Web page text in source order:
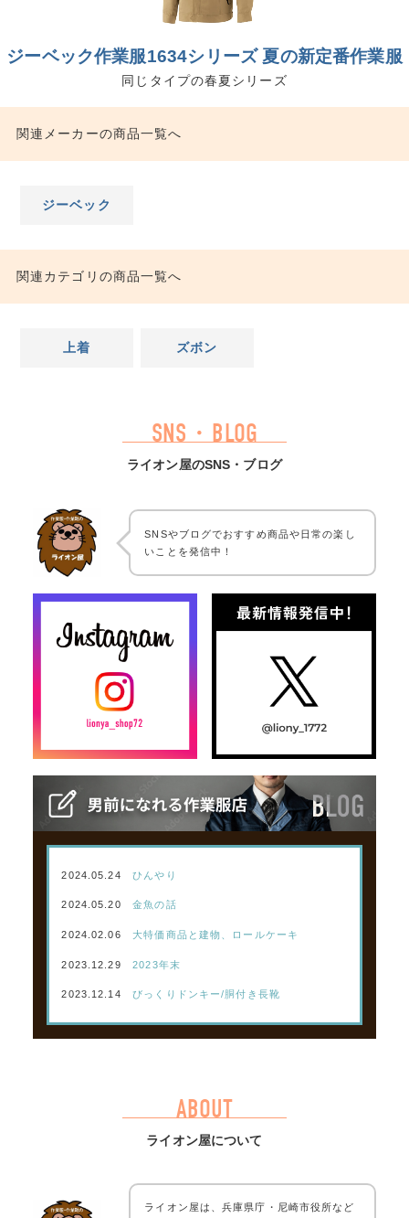
ジーベック作業服1634シリーズ 夏の新定番作業服
同じタイプの春夏シリーズ
関連メーカーの商品一覧へ
ジーベック
関連カテゴリの商品一覧へ
上着 ズボン
SNS・BLOG
ライオン屋のSNS・ブログ
SNSやブログでおすすめ商品や日常の楽し
いことを発信中！
2024.05.24 ひんやり
2024.05.20 金魚の話
2024.02.06 大特価商品と建物、ロールケーキ
2023.12.29 2023年末
2023.12.14 びっくりドンキー/胴付き長靴
ABOUT
ライオン屋について
ライオン屋は、兵庫県庁・尼崎市役所など